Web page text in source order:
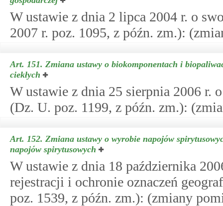
W ustawie z dnia 2 lipca 2004 r. o
2007 r. poz. 1095, z późn. zm.):
Art. 151. Zmiana ustawy o biokomponentach i
ciekłych
W ustawie z dnia 25 sierpnia 2006 r.
(Dz. U. poz. 1199, z późn. zm.):
Art. 152. Zmiana ustawy o wyrobie napojów
napojów spirytusowych
W ustawie z dnia 18 października
rejestracji i ochronie oznaczeń
poz. 1539, z późn. zm.): (zmiany